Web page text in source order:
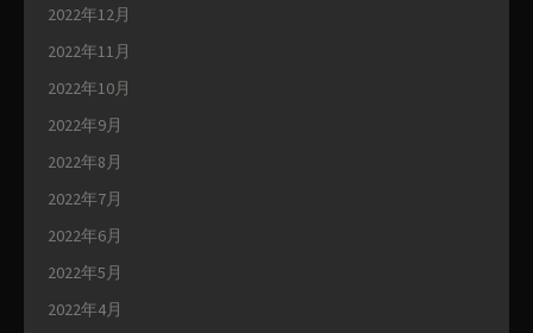
2022年12月
2022年11月
2022年10月
2022年9月
2022年8月
2022年7月
2022年6月
2022年5月
2022年4月